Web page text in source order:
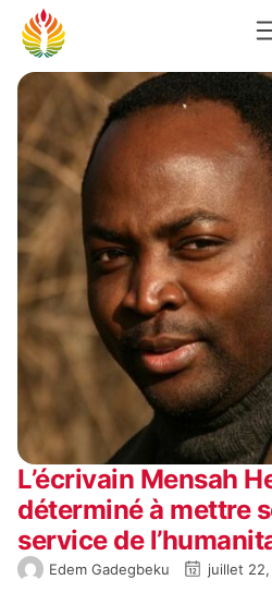
L’écrivain Mensah
déterminé à mettre
service de
Edem Gadegbeku juillet 22,